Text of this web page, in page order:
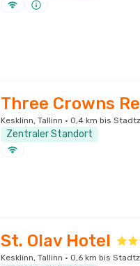
Three Crowns
Kesklinn, Tallinn · 0,4 km bis
Zentraler Standort
St. Olav Hotel
Kesklinn, Tallinn · 0,6 km bis